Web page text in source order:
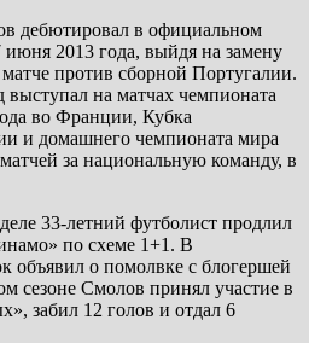
дебютировал в официальном
2013 года, выйдя на замену
против сборной Португалии.
выступал на матчах чемпионата
во Франции, Кубка
и домашнего чемпионата мира
за национальную команду, в
33-летний футболист продлил
по схеме 1+1. В
объявил о помолвке с блогершей
сезоне Смолов принял участие в
забил 12 голов и отдал 6